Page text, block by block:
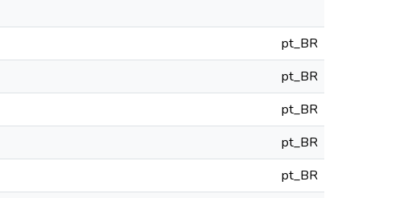
pt_BR
pt_BR
pt_BR
pt_BR
pt_BR